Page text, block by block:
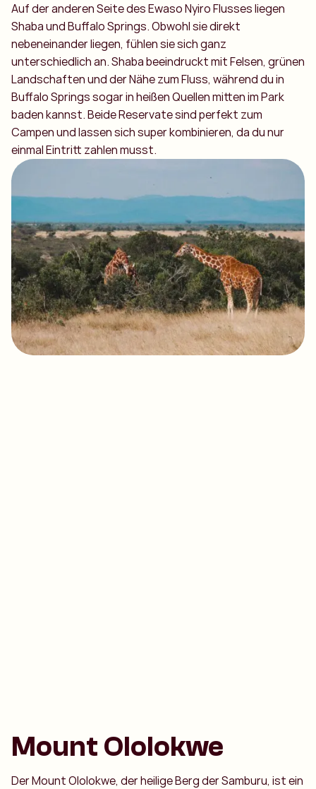
Auf der anderen Seite des Ewaso Nyiro Flusses liegen
Shaba und Buffalo Springs. Obwohl sie direkt
nebeneinander liegen, fühlen sie sich ganz
unterschiedlich an. Shaba beeindruckt mit Felsen, grünen
Landschaften und der Nähe zum Fluss, während du in
Buffalo Springs sogar in heißen Quellen mitten im Park
baden kannst. Beide Reservate sind perfekt zum
Campen und lassen sich super kombinieren, da du nur
einmal Eintritt zahlen musst.
Mount Ololokwe
Der Mount Ololokwe, der heilige Berg der Samburu, ist ein